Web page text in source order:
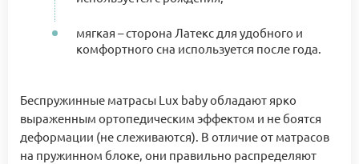
мягкая – сторона Латекс для удобного и
комфортного сна используется после года.
Беспружинные матрасы Lux baby обладают ярко
выраженным ортопедическим эффектом и не боятся
деформации (не слеживаются). В отличие от матрасов
на пружинном блоке, они правильно распределяют